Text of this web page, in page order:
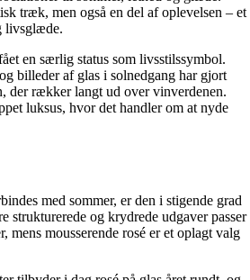
træk, men også en del af oplevelsen – et
livsglæde.
en særlig status som livsstilssymbol.
og billeder af glas i solnedgang har gjort
der rækker langt ud over vinverdenen.
luksus, hvor det handler om at nyde
med sommer, er den i stigende grad
strukturerede og krydrede udgaver passer
mens mousserende rosé er et oplagt valg